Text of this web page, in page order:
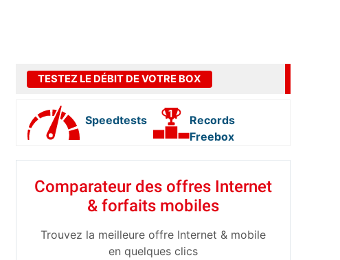
TESTEZ LE DÉBIT DE VOTRE BOX
Speedtests
Records
Freebox
Comparateur des offres Internet
& forfaits mobiles
Trouvez la meilleure offre Internet & mobile
en quelques clics